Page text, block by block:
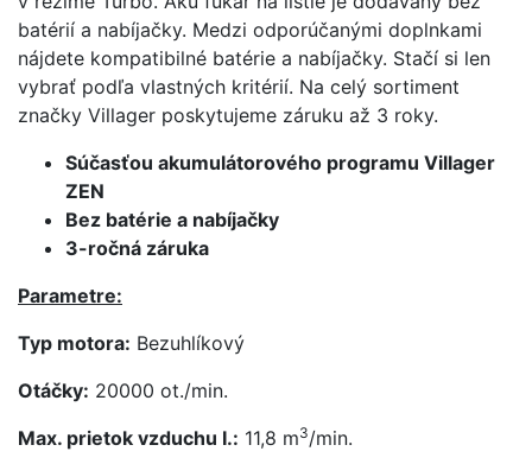
batérií a nabíjačky. Medzi odporúčanými doplnkami
nájdete kompatibilné batérie a nabíjačky. Stačí si len
vybrať podľa vlastných kritérií. Na celý sortiment
značky Villager poskytujeme záruku až 3 roky.
Súčasťou akumulátorového programu Villager
ZEN
Bez batérie a nabíjačky
3-ročná záruka
Parametre:
Typ motora: Bezuhlíkový
Otáčky: 20000 ot./min.
Max. prietok vzduchu I.: 11,8 m3/min.